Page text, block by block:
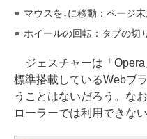
マウスを↓に移動：ページ
ホイールの回転：タブの切
ジェスチャーは「Opera
標準搭載しているWebブ
うことはないだろう。な
ローラーでは利用できない